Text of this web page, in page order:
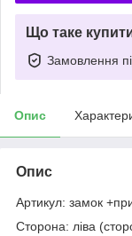
Що таке
Замовлення
Опис
Опис
Артикул: замок
Сторона: ліва